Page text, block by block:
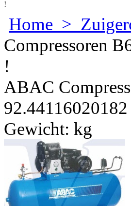
!
Home >
Compressoren
!
ABAC
92.44116020182
Gewicht: kg